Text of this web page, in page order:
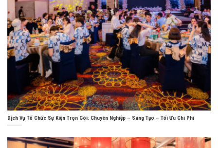
Dịch Vụ Tổ Chức Sự Kiện Trọn Gói: Chuyên Nghiệp – Sáng Tạo – Tối Ưu Chi Phí